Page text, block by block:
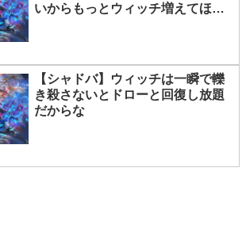
いからもっとウィッチ増えてほし
【シャドバ】ウィッチは一瞬で轢
き殺さないとドローと回復し放題
だからな